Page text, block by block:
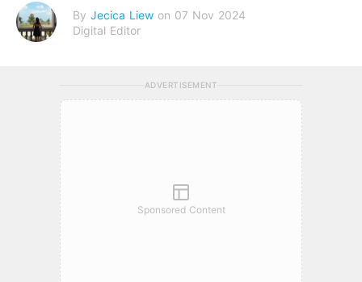
By Jecica Liew on 07 Nov 2024
Digital Editor
ADVERTISEMENT
Sponsored Content